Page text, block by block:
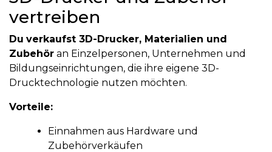
vertreiben
Du verkaufst 3D-Drucker, Materialien und
Zubehör an Einzelpersonen, Unternehmen und
Bildungseinrichtungen, die ihre eigene 3D-
Drucktechnologie nutzen möchten.
Vorteile:
Einnahmen aus Hardware und
Zubehörverkäufen